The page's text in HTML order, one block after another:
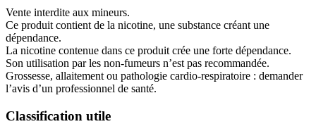
Vente interdite aux mineurs.
Ce produit contient de la nicotine, une substance créant une
dépendance.
La nicotine contenue dans ce produit crée une forte dépendance.
Son utilisation par les non-fumeurs n’est pas recommandée.
Grossesse, allaitement ou pathologie cardio-respiratoire : demander
l’avis d’un professionnel de santé.
Classification utile